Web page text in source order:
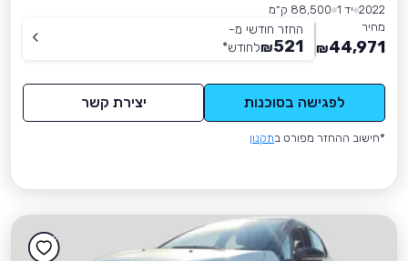
2022 יד 1
88,500 ק״מ
מחיר
44,971
₪
החזר חודשי מ-
521
₪לחודש*
לפגישה בסוכנות יצירת קשר
*חישוב ההחזר מפורט בתקנון